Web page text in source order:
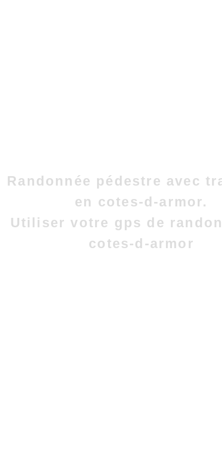
Randonnée pédestre avec
en cotes-d-armor.
Utiliser votre gps de
cotes-d-armor